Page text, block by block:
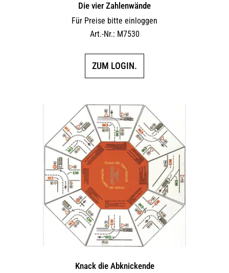
Die vier Zahlenwände
Für Preise bitte einloggen
Art.-Nr.: M7530
ZUM LOGIN.
Knack die Abknickende